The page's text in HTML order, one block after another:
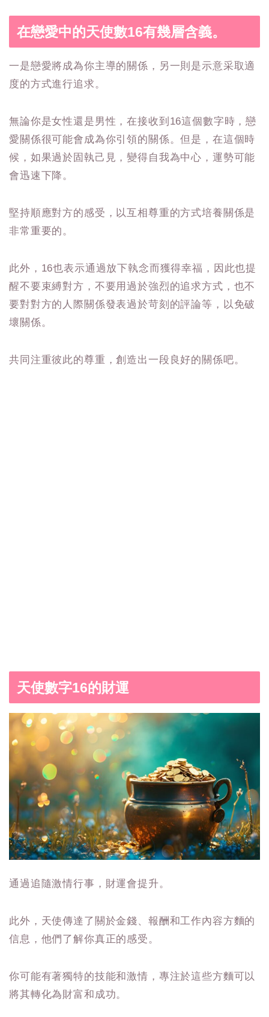
在戀愛中的天使數16有幾層含義。
一是戀愛將成為你主導的關係，另一則是示意采取適
度的方式進行追求。
無論你是女性還是男性，在接收到16這個數字時，戀
愛關係很可能會成為你引領的關係。但是，在這個時
候，如果過於固執己見，變得自我為中心，運勢可能
會迅速下降。
堅持順應對方的感受，以互相尊重的方式培養關係是
非常重要的。
此外，16也表示通過放下執念而獲得幸福，因此也提
醒不要束縛對方，不要用過於強烈的追求方式，也不
要對對方的人際關係發表過於苛刻的評論等，以免破
壞關係。
共同注重彼此的尊重，創造出一段良好的關係吧。
天使數字16的財運
通過追隨激情行事，財運會提升。
此外，天使傳達了關於金錢、報酬和工作內容方麵的
信息，他們了解你真正的感受。
你可能有著獨特的技能和激情，專注於這些方麵可以
將其轉化為財富和成功。